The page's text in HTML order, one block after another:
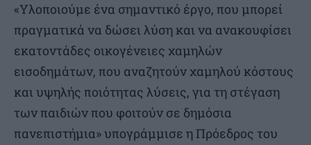
«Υλοποιούμε ένα σημαντικό έργο, που μπορεί
πραγματικά να δώσει λύση και να ανακουφίσει
εκατοντάδες οικογένειες χαμηλών
εισοδημάτων, που αναζητούν χαμηλού κόστους
και υψηλής ποιότητας λύσεις, για τη στέγαση
των παιδιών που φοιτούν σε δημόσια
πανεπιστήμια» υπογράμμισε η Πρόεδρος του